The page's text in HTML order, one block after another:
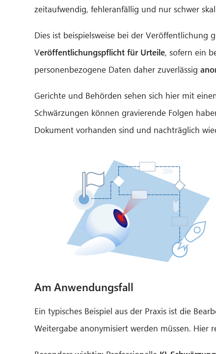
zeitaufwendig, fehleranfällig und nur schwer
Dies ist beispielsweise bei der
Veröffentlichungspflicht für Urteile, sofern ein
personenbezogene Daten daher zuverlässig
Gerichte und Behörden sehen sich hier mit
Schwärzungen können gravierende Folgen
Dokument vorhanden sind und nachträglich
Am Anwendungsfall
Ein typisches Beispiel aus der Praxis ist die
Weitergabe anonymisiert werden müssen.